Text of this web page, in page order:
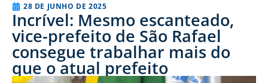
28 DE JUNHO DE 2025
Incrível: Mesmo escanteado,
vice-prefeito de São Rafael
consegue trabalhar mais do
que o atual prefeito